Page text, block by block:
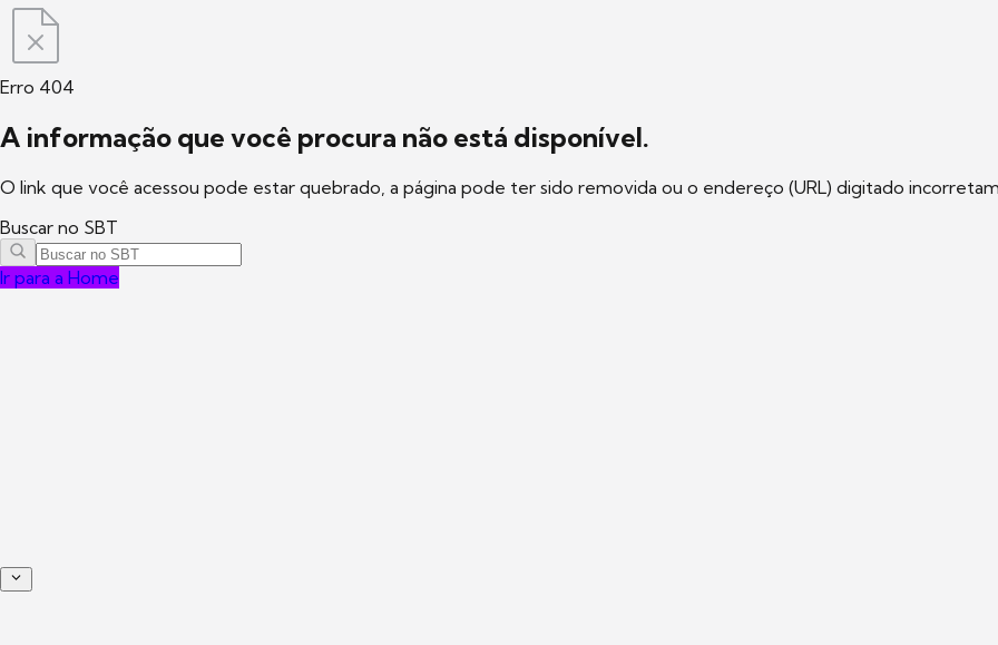
Erro 404
A informação que você procura não está disponível.
O link que você acessou pode estar quebrado, a página pode ter sido removida ou o endereço (URL) digitado
Buscar no SBT
Ir para a Home